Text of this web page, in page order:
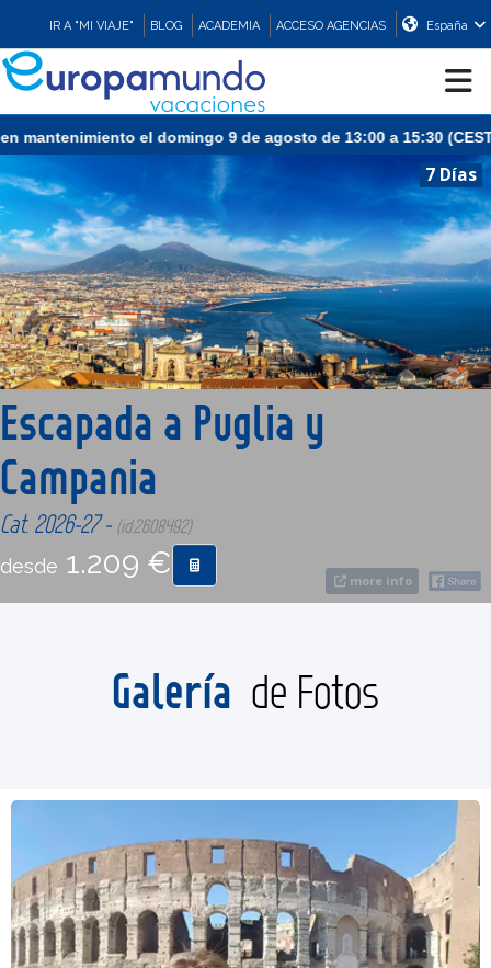
IR A "MI VIAJE" BLOG ACADEMIA ACCESO AGENCIAS España
CRUCEROS
ASIA
ORIENTE
PROMOCIONES
CONTACTO
7 Días
more info
Escapada a Puglia y
Campania
Cat. 2026-27 - (id:2608492)
desde 1.209 €
Galería de Fotos